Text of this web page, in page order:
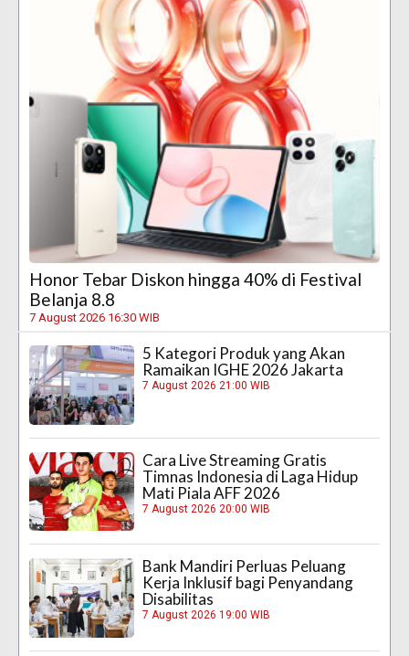
Honor Tebar Diskon hingga 40% di Festival
Belanja 8.8
7 August 2026 16:30 WIB
5 Kategori Produk yang Akan
Ramaikan IGHE 2026 Jakarta
7 August 2026 21:00 WIB
Cara Live Streaming Gratis
Timnas Indonesia di Laga Hidup
Mati Piala AFF 2026
7 August 2026 20:00 WIB
Bank Mandiri Perluas Peluang
Kerja Inklusif bagi Penyandang
Disabilitas
7 August 2026 19:00 WIB